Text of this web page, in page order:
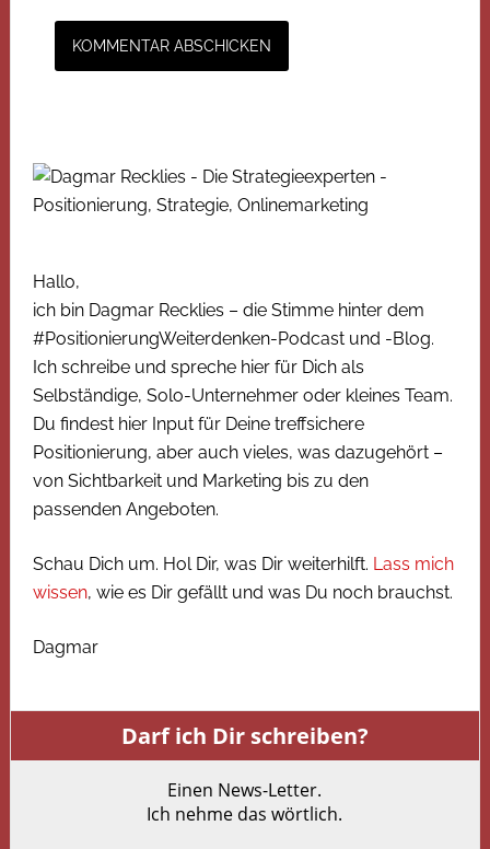
Hallo,
ich bin Dagmar Recklies – die Stimme hinter dem
#PositionierungWeiterdenken-Podcast und -Blog.
Ich schreibe und spreche hier für Dich als
Selbständige, Solo-Unternehmer oder kleines Team.
Du findest hier Input für Deine treffsichere
Positionierung, aber auch vieles, was dazugehört –
von Sichtbarkeit und Marketing bis zu den
passenden Angeboten.
Schau Dich um. Hol Dir, was Dir weiterhilft. Lass mich
wissen, wie es Dir gefällt und was Du noch brauchst.
Dagmar
Darf ich Dir schreiben?
Einen News-Letter.
Ich nehme das wörtlich.